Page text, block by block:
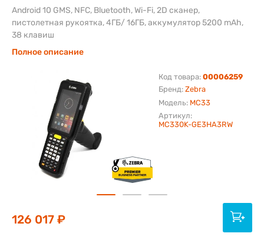
Бренд: Zebra
Модель: MC33
Код товара: 00006259
Артикул:
MC330K-GE3HA3RW
Android 10 GMS, NFC, Bluetooth, Wi-Fi, 2D сканер,
пистолетная рукоятка, 4ГБ/ 16ГБ, аккумулятор 5200 mAh,
38 клавиш
Полное описание
126 017 ₽